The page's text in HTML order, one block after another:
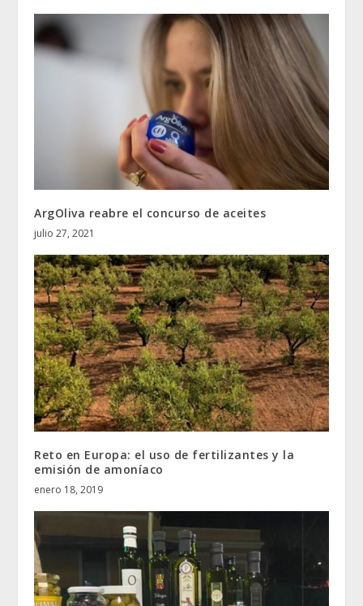
ArgOliva reabre el concurso de aceites
julio 27, 2021
Reto en Europa: el uso de fertilizantes y la
emisión de amoníaco
enero 18, 2019